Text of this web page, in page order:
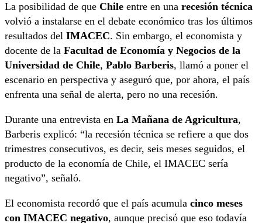
La posibilidad de que Chile entre en una recesión técnica
volvió a instalarse en el debate económico tras los últimos
resultados del IMACEC. Sin embargo, el economista y
docente de la Facultad de Economía y Negocios de la
Universidad de Chile, Pablo Barberis, llamó a poner el
escenario en perspectiva y aseguró que, por ahora, el país
enfrenta una señal de alerta, pero no una recesión.
Durante una entrevista en La Mañana de Agricultura,
Barberis explicó: “la recesión técnica se refiere a que dos
trimestres consecutivos, es decir, seis meses seguidos, el
producto de la economía de Chile, el IMACEC sería
negativo”, señaló.
El economista recordó que el país acumula cinco meses
con IMACEC negativo, aunque precisó que eso todavía